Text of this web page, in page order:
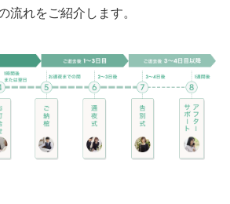
流れをご紹介します。